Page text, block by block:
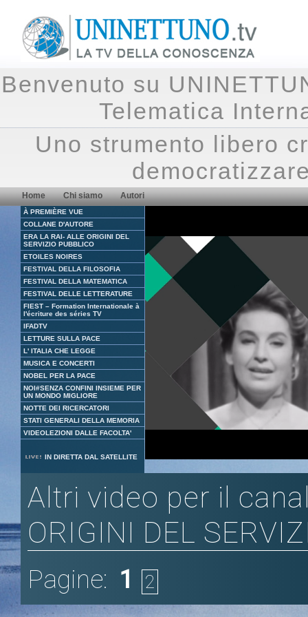
Benvenuto su
Telematica
Uno strumento libero
Home Chi siamo Autori
À PREMIÈRE VUE
COLLANE D'AUTORE
ERA LA RAI- ALLE ORIGINI DEL
SERVIZIO PUBBLICO
ETOILES NOIRES
FESTIVAL DELLA FILOSOFIA
FESTIVAL DELLA MATEMATICA
FESTIVAL DELLE LETTERATURE
FIEST – Formation Internationale à
l'écriture des séries TV
IFADTV
LETTURE SULLA PACE
L' ITALIA CHE LEGGE
MUSICA E CONCERTI
NOBEL PER LA PACE
NOI#SENZA CONFINI INSIEME PER
UN MONDO MIGLIORE
NOTTE DEI RICERCATORI
STATI GENERALI DELLA MEMORIA
VIDEOLEZIONI DALLE FACOLTA'
IN DIRETTA DAL SATELLITE
1.18%
Altri video per il
ORIGINI DEL
Pagine: 1 2